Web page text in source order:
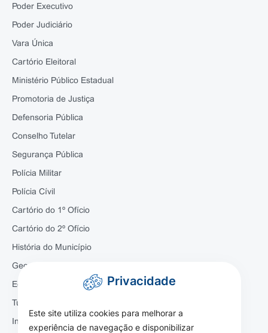
Poder Executivo
Poder Judiciário
Vara Única
Cartório Eleitoral
Ministério Público Estadual
Promotoria de Justiça
Defensoria Pública
Conselho Tutelar
Segurança Pública
Polícia Militar
Polícia Cívil
Cartório do 1º Ofício
Cartório do 2º Ofício
História do Município
Geografia
Economia
Turismo
Infraestrutura
Privacidade
Este site utiliza cookies para melhorar a
experiência de navegação e disponibilizar